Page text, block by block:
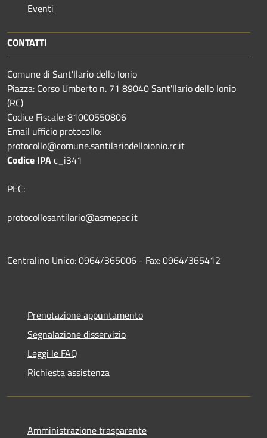
Eventi
CONTATTI
Comune di Sant'Ilario dello Ionio
Piazza: Corso Umberto n. 71 89040 Sant'Ilario dello Ionio
(RC)
Codice Fiscale: 81000550806
Email ufficio protocollo:
protocollo@comune.santilariodelloionio.rc.it
Codice IPAc_i341
PEC:
protocollosantilario@asmepec.it
Centralino Unico: 0964/365006 - Fax: 0964/365412
Prenotazione appuntamento
Segnalazione disservizio
Leggi le FAQ
Richiesta assistenza
Amministrazione trasparente